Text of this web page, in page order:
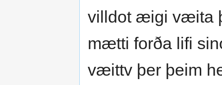
villdot æigi væita
mætti forða lifi
væittv þer þeim